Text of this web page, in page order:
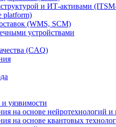
и ИТ-активами
platform)
(WMS, SCM)
устройствами
(CAQ)
и уязвимости
на основе нейротехнологий и
на основе квантовых